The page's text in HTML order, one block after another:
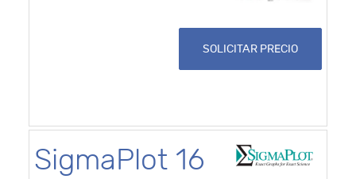
SOLICITAR PRECIO
SigmaPlot 16